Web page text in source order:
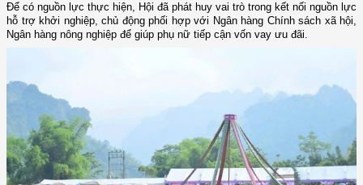
Để có nguồn lực thực hiện, Hội đã phát huy vai trò trong kết nối nguồn lực
hỗ trợ khởi nghiệp, chủ động phối hợp với Ngân hàng Chính sách xã hội,
Ngân hàng nông nghiệp để giúp phụ nữ tiếp cận vốn vay ưu đãi.